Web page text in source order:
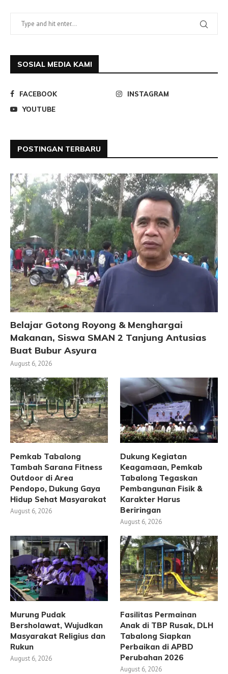
SOSIAL MEDIA KAMI
FACEBOOK
INSTAGRAM
YOUTUBE
POSTINGAN TERBARU
Belajar Gotong Royong & Menghargai
Makanan, Siswa SMAN 2 Tanjung Antusias
Buat Bubur Asyura
August 6, 2026
Pemkab Tabalong
Tambah Sarana Fitness
Outdoor di Area
Pendopo, Dukung Gaya
Hidup Sehat Masyarakat
August 6, 2026
Dukung Kegiatan
Keagamaan, Pemkab
Tabalong Tegaskan
Pembangunan Fisik &
Karakter Harus
Beriringan
August 6, 2026
Murung Pudak
Bersholawat, Wujudkan
Masyarakat Religius dan
Rukun
August 6, 2026
Fasilitas Permainan
Anak di TBP Rusak, DLH
Tabalong Siapkan
Perbaikan di APBD
Perubahan 2026
August 6, 2026